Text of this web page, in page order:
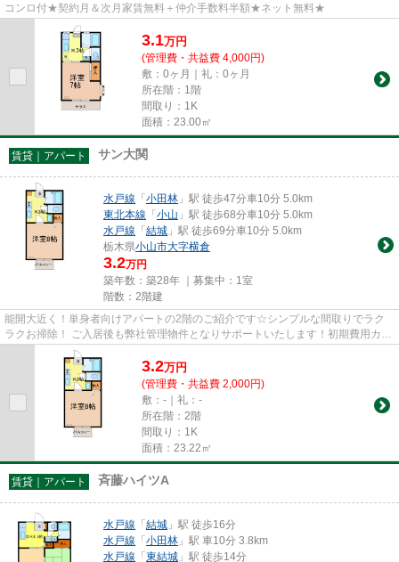
コンロ付★契約月＆次月家賃無料＋仲介手数料半額★ネット無料★
3.1万円
(管理費・共益費 4,000円)
敷：0ヶ月｜礼：0ヶ月
所在階：1階
間取り：1K
面積：23.00㎡
賃貸｜アパート サン大関
水戸線 「小田林 」駅 徒歩47分車10分 5.0km
東北本線 「小山 」駅 徒歩68分車10分 5.0km
水戸線 「結城 」駅 徒歩69分車10分 5.0km
栃木県小山市大字横倉
3.2万円
築年数：築28年 ｜募集中： 1室
階数：2階建
能開大近く！単身者向けアパートの2階のご紹介です☆シンプルな間取りでラク
ラクお掃除！ ご入居後も弊社管理物件となりサポートいたします！初期費用カー
ド払い可能★新生活はエイブル...
3.2万円
(管理費・共益費 2,000円)
敷：-｜礼：-
所在階：2階
間取り：1K
面積：23.22㎡
賃貸｜アパート 斉藤ハイツA
水戸線 「結城 」駅 徒歩16分
水戸線 「小田林 」駅 車10分 3.8km
水戸線 「東結城 」駅 徒歩14分